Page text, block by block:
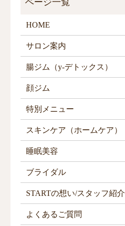
HOME
サロン案内
腸ジム（y-デトックス）
顔ジム
特別メニュー
スキンケア（ホームケア）
睡眠美容
ブライダル
STARTの想い/スタッフ紹介
よくあるご質問